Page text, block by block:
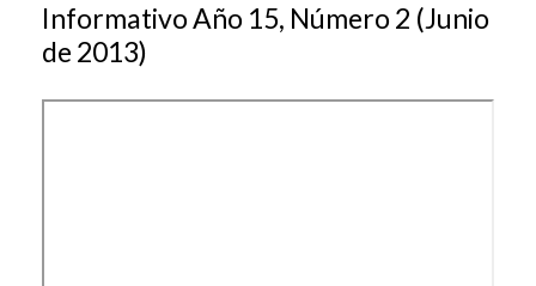
Informativo Año 15, Número 2 (Junio
de 2013)